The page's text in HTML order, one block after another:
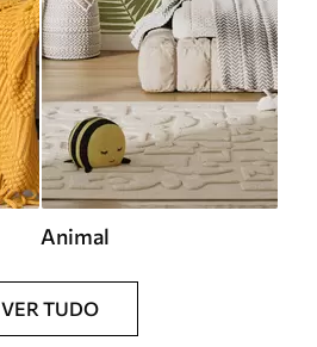
Animal
VER TUDO